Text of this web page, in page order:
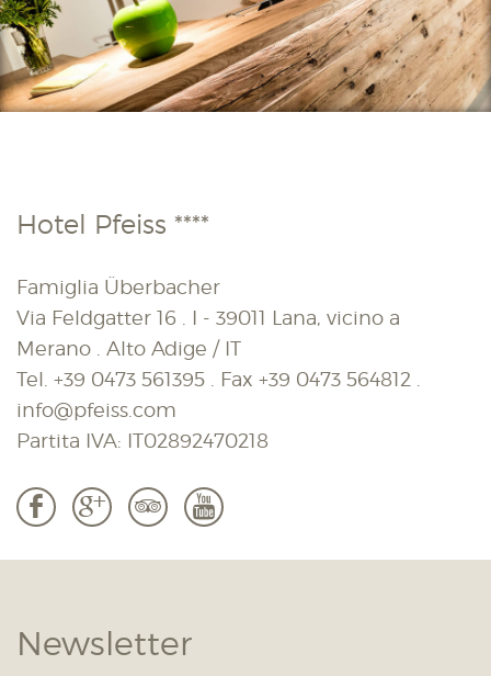
Hotel Pfeiss ****
Famiglia Überbacher
Via Feldgatter 16 . I - 39011 Lana, vicino a
Merano . Alto Adige / IT
Tel. +39 0473 561395 . Fax +39 0473 564812
info@pfeiss.com
Partita IVA: IT02892470218
b c 3 r
Newsletter